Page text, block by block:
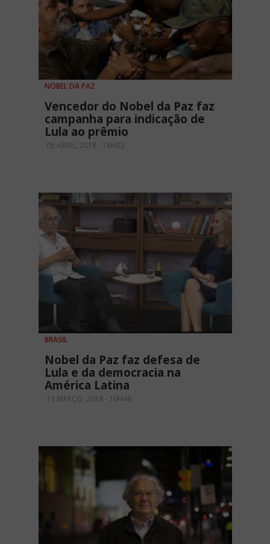
NOBEL DA PAZ
Vencedor do Nobel da Paz faz
campanha para indicação de
Lula ao prêmio
05 ABRIL, 2018 - 15H22
BRASIL
Nobel da Paz faz defesa de
Lula e da democracia na
América Latina
13 MARÇO, 2018 - 10H46